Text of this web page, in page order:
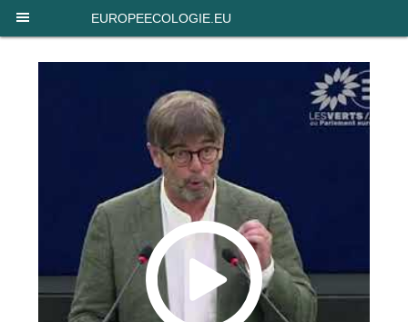
EUROPEECOLOGIE.EU